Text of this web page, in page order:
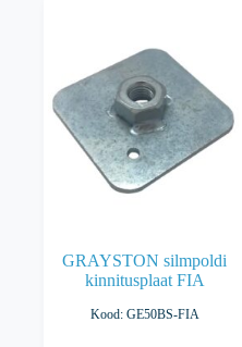
tootelehel.
GRAYSTON silmpoldi
kinnitusplaat FIA
Kood: GE50BS-FIA